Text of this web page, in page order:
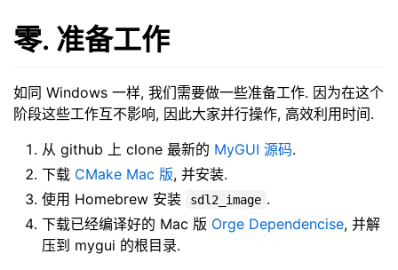
零. 准备工作
如同 Windows 一样, 我们需要做一些准备工作. 因为在这个
阶段这些工作互不影响, 因此大家并行操作, 高效利用时间.
从 github 上 clone 最新的 MyGUI 源码.
下载 CMake Mac 版, 并安装.
使用 Homebrew 安装
sdl2_image .
下载已经编译好的 Mac 版 Orge Dependencise, 并解
压到 mygui 的根目录.